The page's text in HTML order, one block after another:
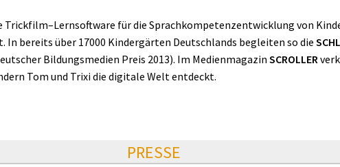
Trickfilm–Lernsoftware für die Sprachkompetenzentwicklung von
bereits über 17000 Kindergärten Deutschlands begleiten so die
Bildungsmedien Preis 2013). Im MedienmagazinSCROLLER
Tom und Trixi die digitale Welt entdeckt.
PRESSE